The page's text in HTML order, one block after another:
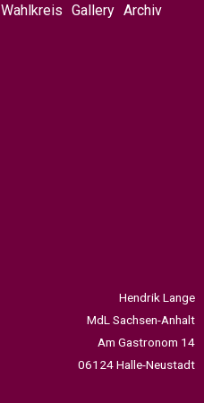
Wahlkreis Gallery Archiv
Hendrik Lange
MdL Sachsen-Anhalt
Am Gastronom 14
06124 Halle-Neustadt